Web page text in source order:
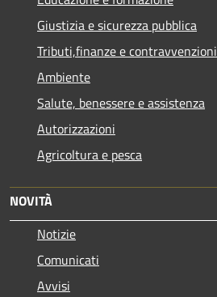
Giustizia e sicurezza pubblica
Tributi,finanze e contravvenzioni
Ambiente
Salute, benessere e assistenza
Autorizzazioni
Agricoltura e pesca
NOVITÀ
Notizie
Comunicati
Avvisi